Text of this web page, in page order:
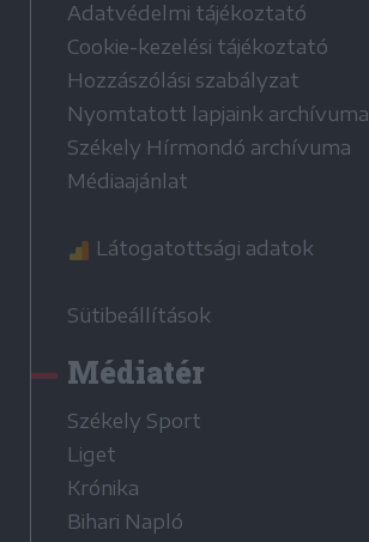
Adatvédelmi tájékoztató
Cookie-kezelési tájékoztató
Hozzászólási szabályzat
Nyomtatott lapjaink archívuma
Székely Hírmondó archívuma
Médiaajánlat
Látogatottsági adatok
Sütibeállítások
Médiatér
Székely Sport
Liget
Krónika
Bihari Napló